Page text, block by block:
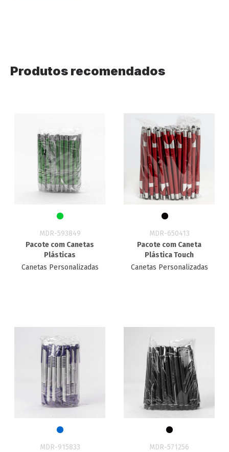
Produtos recomendados
MDR-593849
Pacote com Canetas
Plásticas
Canetas Personalizadas
MDR-650413
Pacote com Caneta
Plástica Touch
Canetas Personalizadas
MDR-915833
MDR-571256